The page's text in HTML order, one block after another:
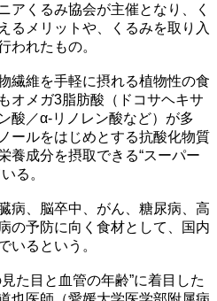
アくるみ協会が主催となり、く
るメリットや、くるみを取り入
われたもの。
繊維を手軽に摂れる植物性の食
オメガ3脂肪酸（ドコサヘキサ
酸／α-リノレン酸など）が多
ールをはじめとする抗酸化物質
養成分を摂取できる“スーパー
る。
病、脳卒中、がん、糖尿病、高
の予防に向く食材として、国内
いるという。
た目と血管の年齢”に着目した